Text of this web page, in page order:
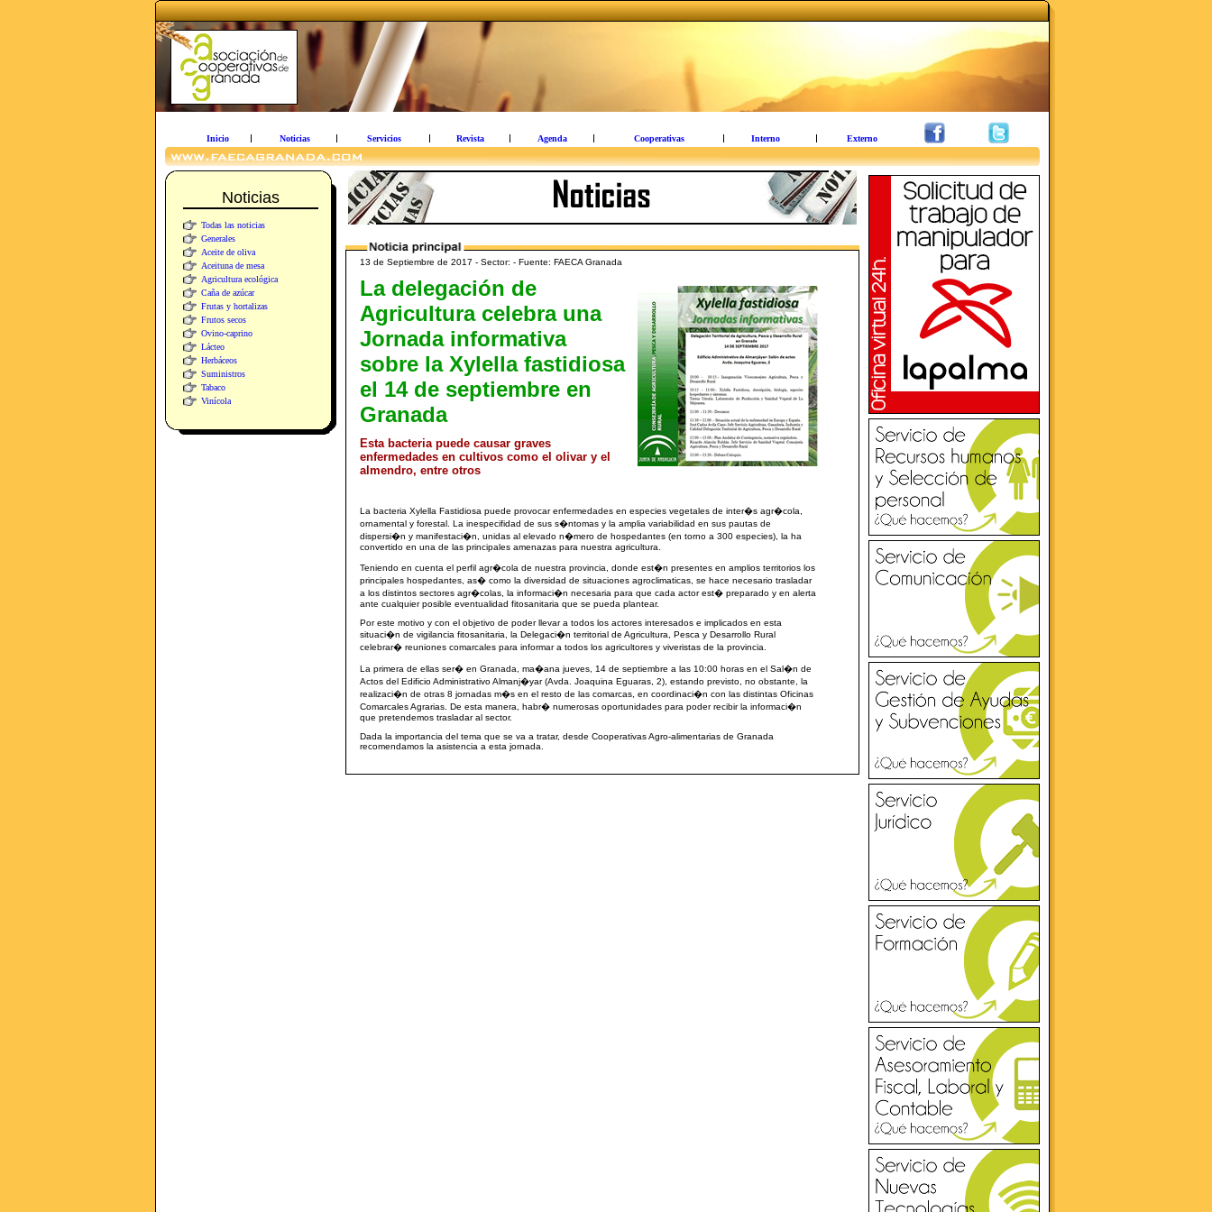
Inicio Noticias Servicios Revista Agenda Cooperativas Interno Externo
Noticias
Todas las noticias
Generales
Aceite de oliva
Aceituna de mesa
Agricultura ecológica
Caña de azúcar
Frutas y hortalizas
Frutos secos
Ovino-caprino
Lácteo
Herbáceos
Suministros
Tabaco
Vinícola
13 de Septiembre de 2017 - Sector: - Fuente: FAECA Granada
La delegación de
Agricultura celebra una
Jornada informativa
sobre la Xylella fastidiosa
el 14 de septiembre en
Granada
Esta bacteria puede causar graves
enfermedades en cultivos como el olivar y el
almendro, entre otros
La bacteria Xylella Fastidiosa puede provocar enfermedades en especies vegetales de inter�s agr�cola,
ornamental y forestal. La inespecifidad de sus s�ntomas y la amplia variabilidad en sus pautas de
dispersi�n y manifestaci�n, unidas al elevado n�mero de hospedantes (en torno a 300 especies), la ha
convertido en una de las principales amenazas para nuestra agricultura.
Teniendo en cuenta el perfil agr�cola de nuestra provincia, donde est�n presentes en amplios territorios los
principales hospedantes, as� como la diversidad de situaciones agroclimaticas, se hace necesario trasladar
a los distintos sectores agr�colas, la informaci�n necesaria para que cada actor est� preparado y en alerta
ante cualquier posible eventualidad fitosanitaria que se pueda plantear.
Por este motivo y con el objetivo de poder llevar a todos los actores interesados e implicados en esta
situaci�n de vigilancia fitosanitaria, la Delegaci�n territorial de Agricultura, Pesca y Desarrollo Rural
celebrar� reuniones comarcales para informar a todos los agricultores y viveristas de la provincia.
La primera de ellas ser� en Granada, ma�ana jueves, 14 de septiembre a las 10:00 horas en el Sal�n de
Actos del Edificio Administrativo Almanj�yar (Avda. Joaquina Eguaras, 2), estando previsto, no obstante, la
realizaci�n de otras 8 jornadas m�s en el resto de las comarcas, en coordinaci�n con las distintas Oficinas
Comarcales Agrarias. De esta manera, habr� numerosas oportunidades para poder recibir la informaci�n
que pretendemos trasladar al sector.
Dada la importancia del tema que se va a tratar, desde Cooperativas Agro-alimentarias de Granada
recomendamos la asistencia a esta jornada.